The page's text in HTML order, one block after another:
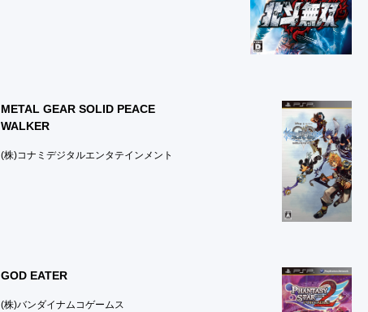
METAL GEAR SOLID PEACE
WALKER
(株)コナミデジタルエンタテインメント
GOD EATER
(株)バンダイナムコゲームス